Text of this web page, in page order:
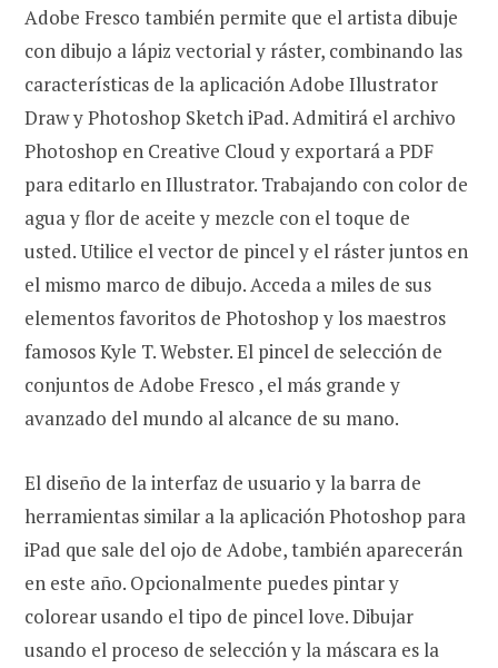
Adobe Fresco también permite que el artista dibuje
con dibujo a lápiz vectorial y ráster, combinando las
características de la aplicación Adobe Illustrator
Draw y Photoshop Sketch iPad. Admitirá el archivo
Photoshop en Creative Cloud y exportará a PDF
para editarlo en Illustrator. Trabajando con color de
agua y flor de aceite y mezcle con el toque de
usted. Utilice el vector de pincel y el ráster juntos en
el mismo marco de dibujo. Acceda a miles de sus
elementos favoritos de Photoshop y los maestros
famosos Kyle T. Webster. El pincel de selección de
conjuntos de Adobe Fresco , el más grande y
avanzado del mundo al alcance de su mano.
El diseño de la interfaz de usuario y la barra de
herramientas similar a la aplicación Photoshop para
iPad que sale del ojo de Adobe, también aparecerán
en este año. Opcionalmente puedes pintar y
colorear usando el tipo de pincel love. Dibujar
usando el proceso de selección y la máscara es la